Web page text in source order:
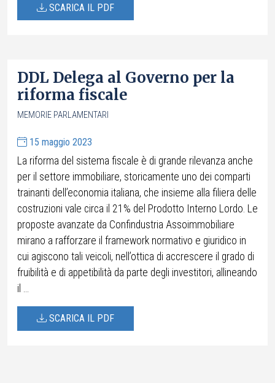
SCARICA IL PDF
DDL Delega al Governo per la
riforma fiscale
MEMORIE PARLAMENTARI
15 maggio 2023
La riforma del sistema fiscale è di grande rilevanza anche
per il settore immobiliare, storicamente uno dei comparti
trainanti dell’economia italiana, che insieme alla filiera delle
costruzioni vale circa il 21% del Prodotto Interno Lordo. Le
proposte avanzate da Confindustria Assoimmobiliare
mirano a rafforzare il framework normativo e giuridico in
cui agiscono tali veicoli, nell’ottica di accrescere il grado di
fruibilità e di appetibilità da parte degli investitori, allineando
il ...
SCARICA IL PDF